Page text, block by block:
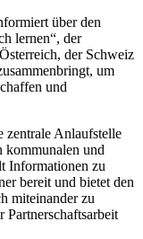
über den
lernen“, der
der Schweiz
um
und
Anlaufstelle
kommunalen und
Informationen zu
bereit und bietet den
miteinander zu
Partnerschaftsarbeit